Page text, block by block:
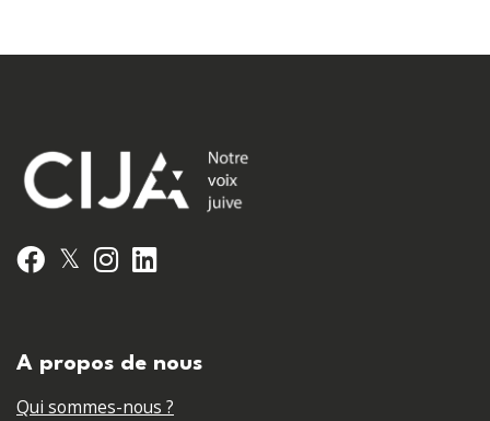
Facebook
𝕏 Instagram
A propos de nous
Qui sommes-nous ?